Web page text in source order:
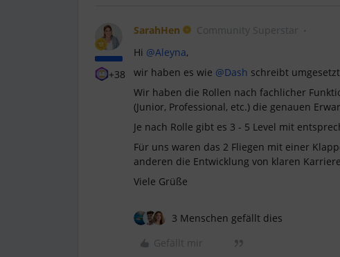
+38
SarahHen Community Superstar
Hi ​ @Aleyna,
wir haben es wie ​ @Dash schreibt
Wir haben die Rollen nach fachlicher
(Junior, Professional, etc.) die genauen
Je nach Rolle gibt es 3 - 5 Level mit
Für uns waren das 2 Fliegen mit einer
anderen die Entwicklung von klaren
Viele Grüße
3 Menschen gefällt dies
Gefällt mir